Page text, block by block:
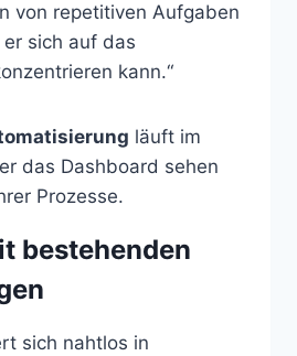
von repetitiven Aufgaben
sich auf das
kann.“
läuft im
das Dashboard sehen
Prozesse.
bestehenden
sich nahtlos in